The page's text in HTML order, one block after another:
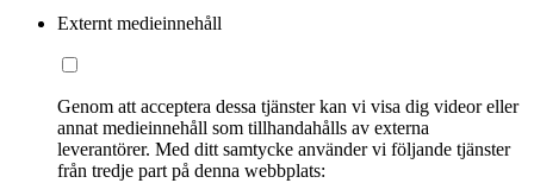
Externt medieinnehåll
Genom att acceptera dessa tjänster kan vi visa dig videor eller
annat medieinnehåll som tillhandahålls av externa
leverantörer. Med ditt samtycke använder vi följande tjänster
från tredje part på denna webbplats: